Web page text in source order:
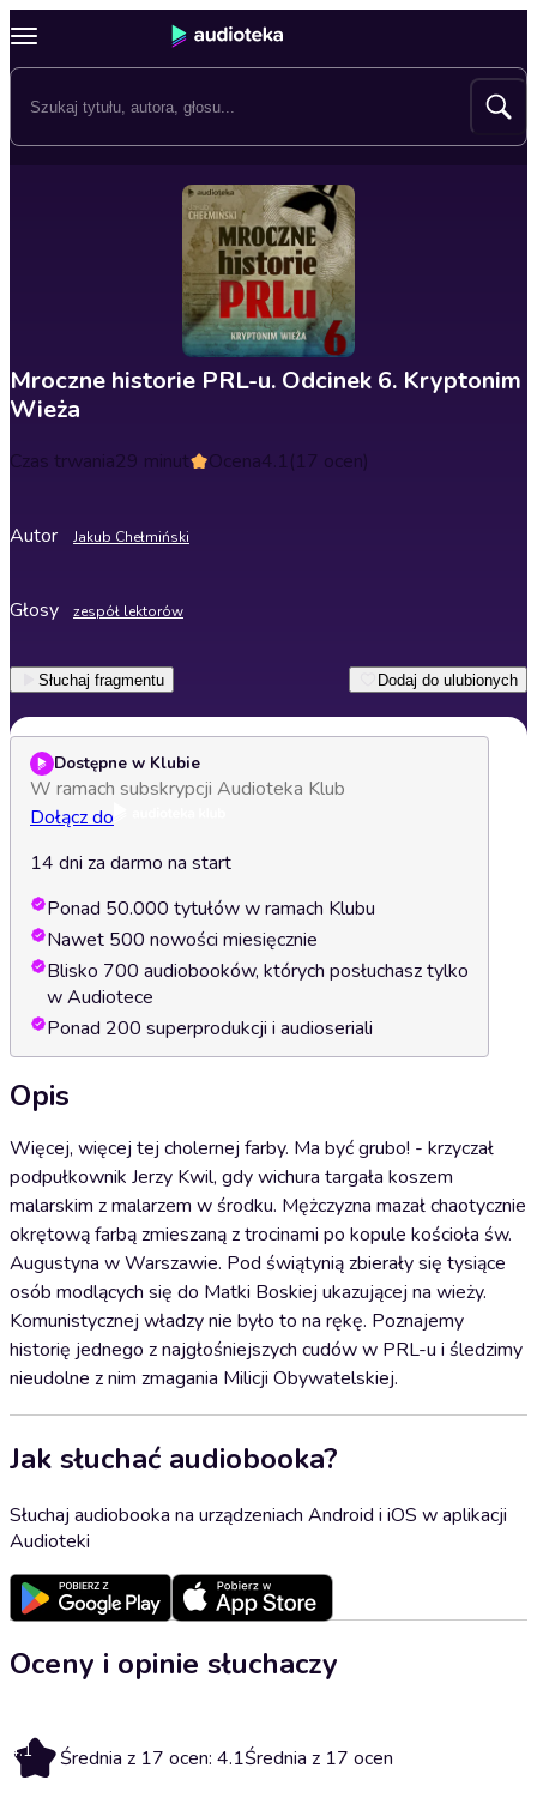
Mroczne historie PRL-u. Odcinek 6. Kryptonim
Wieża
Czas trwania29 minut Ocena4.1(17 ocen)
Autor Jakub Chełmiński
Głosy zespół lektorów
Słuchaj fragmentu Dodaj do ulubionych
Dostępne w Klubie
W ramach subskrypcji Audioteka Klub
Dołącz do
14 dni za darmo na start
Ponad 50.000 tytułów w ramach Klubu
Nawet 500 nowości miesięcznie
Blisko 700 audiobooków, których posłuchasz tylko
w Audiotece
Ponad 200 superprodukcji i audioseriali
Opis
Więcej, więcej tej cholernej farby. Ma być grubo! - krzyczał
podpułkownik Jerzy Kwil, gdy wichura targała koszem
malarskim z malarzem w środku. Mężczyzna mazał chaotycznie
okrętową farbą zmieszaną z trocinami po kopule kościoła św.
Augustyna w Warszawie. Pod świątynią zbierały się tysiące
osób modlących się do Matki Boskiej ukazującej na wieży.
Komunistycznej władzy nie było to na rękę. Poznajemy
historię jednego z najgłośniejszych cudów w PRL-u i śledzimy
nieudolne z nim zmagania Milicji Obywatelskiej.
Jak słuchać audiobooka?
Słuchaj audiobooka na urządzeniach Android i iOS w aplikacji
Audioteki
Oceny i opinie słuchaczy
4.1 Średnia z 17 ocen: 4.1Średnia z 17 ocen